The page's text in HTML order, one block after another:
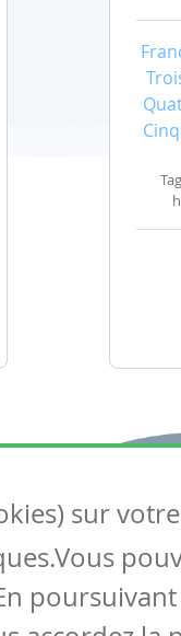
Suivez-
Contactez-
Soutien
sur